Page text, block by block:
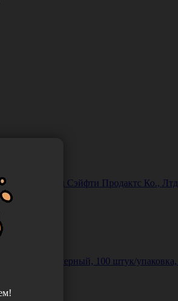
Хелс энд Сэйфти Продактс Ко.,
гр/м2, цвет черный, 100 штук/